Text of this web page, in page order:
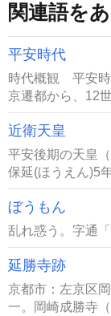
関連語を
平安時代
時代概観 平安時
京遷都から、12
近衛天皇
平安後期の天皇
保延(ほうえん)5
ぼうもん
乱れ惑う。字通
延勝寺跡
京都市：左京区
一。岡崎成勝寺